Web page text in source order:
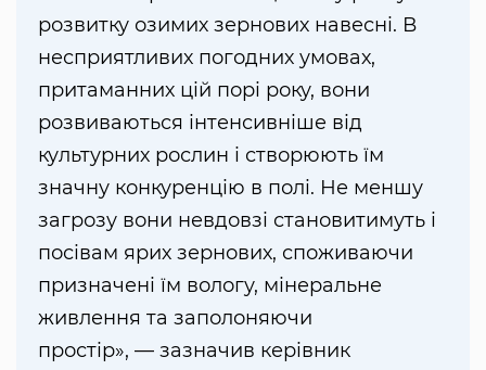
розвитку озимих зернових навесні. В
несприятливих погодних умовах,
притаманних цій порі року, вони
розвиваються інтенсивніше від
культурних рослин і створюють їм
значну конкуренцію в полі. Не меншу
загрозу вони невдовзі становитимуть і
посівам ярих зернових, споживаючи
призначені їм вологу, мінеральне
живлення та заполоняючи
простір», — зазначив керівник